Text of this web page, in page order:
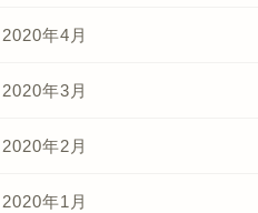
2020年4月
2020年3月
2020年2月
2020年1月